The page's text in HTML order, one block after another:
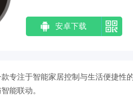
安卓下载
专注于智能家居控制与生活便捷性
能联动。